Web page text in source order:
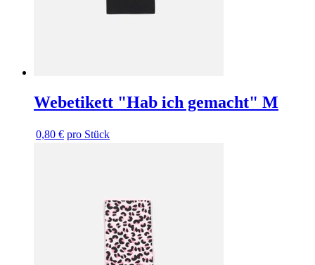
Webetikett "Hab ich gemacht" M
0,80 € pro Stück